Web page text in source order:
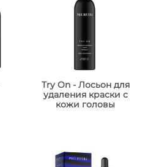
Try On - Лосьон для
удаления краски с
кожи головы